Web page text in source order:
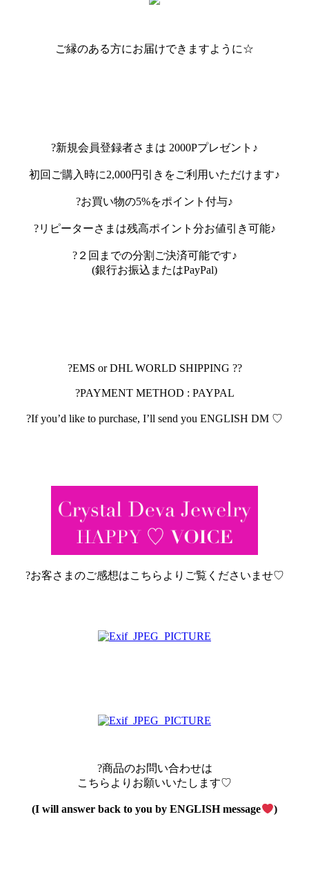
ご縁のある方にお届けできますように☆
?新規会員登録者さまは 2000Pプレゼント♪
初回ご購入時に2,000円引きをご利用いただけます♪
?お買い物の5%をポイント付与♪
?リピーターさまは残高ポイント分お値引き可能♪
?２回までの分割ご決済可能です♪
(銀行お振込またはPayPal)
?EMS or DHL WORLD SHIPPING ??
?PAYMENT METHOD : PAYPAL
?If you’d like to purchase, I’ll send you ENGLISH DM ♡
?お客さまのご感想はこちらよりご覧くださいませ♡
?商品のお問い合わせは
こちらよりお願いいたします♡
(I will answer back to you by ENGLISH message )